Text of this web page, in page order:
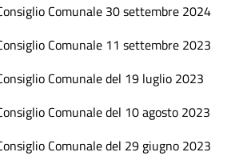
Comunale 30 settembre 2024
Comunale 11 settembre 2023
Comunale del 19 luglio 2023
Comunale del 10 agosto 2023
Comunale del 29 giugno 2023